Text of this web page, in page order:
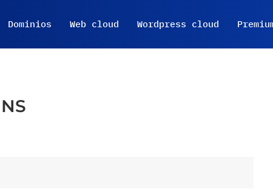
Dominios Web cloud Wordpress cloud
NS